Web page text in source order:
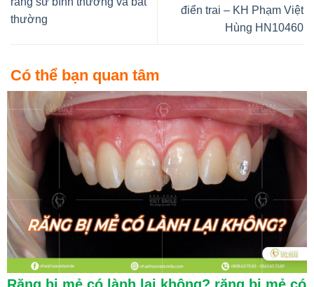
thường
điển trai – KH Phạm Việt
Hùng HN10460
Có thể bạn quan tâm